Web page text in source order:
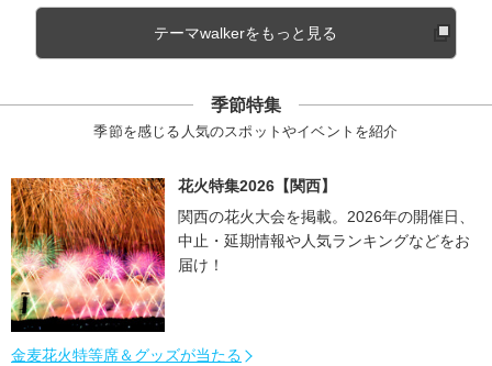
テーマwalkerをもっと見る
季節特集
季節を感じる人気のスポットやイベントを紹介
花火特集2026【関西】
関西の花火大会を掲載。2026年の開催日、
中止・延期情報や人気ランキングなどをお
届け！
金麦花火特等席＆グッズが当たる